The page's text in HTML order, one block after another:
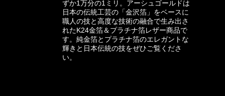
ずか1万分の1ミリ。アーシュゴールドは
日本の伝統工芸の「金沢箔」をベースに
職人の技と高度な技術の融合で生み出さ
れたK24金箔＆プラチナ箔レザー商品で
す。純金箔とプラチナ箔のエレガントな
輝きと日本伝統の技をぜひご覧くださ
い。